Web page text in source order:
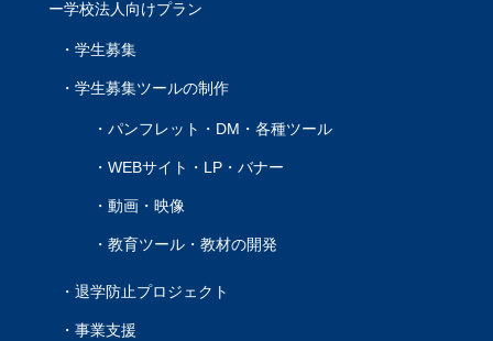
学校法人向けプラン
学生募集
学生募集ツールの制作
パンフレット・DM・各種ツール
WEBサイト・LP・バナー
動画・映像
教育ツール・教材の開発
退学防止プロジェクト
事業支援